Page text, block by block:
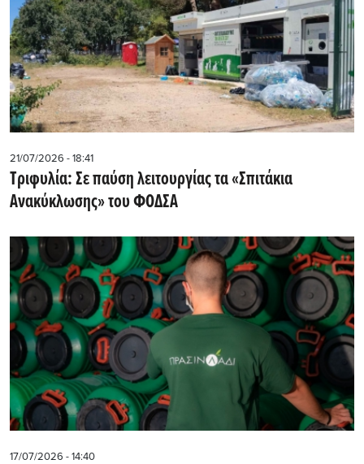
21/07/2026 - 18:41
Τριφυλία: Σε παύση λειτουργίας τα «Σπιτάκια
Ανακύκλωσης» του ΦΟΔΣΑ
17/07/2026 - 14:40